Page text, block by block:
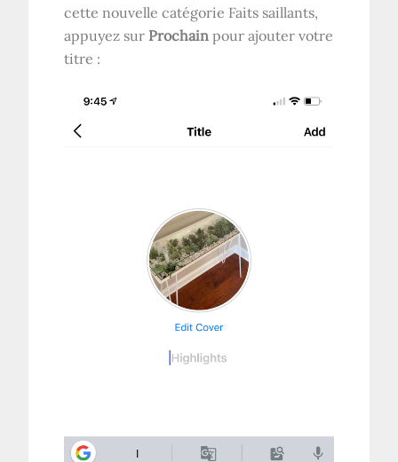
cette nouvelle catégorie Faits saillants,
appuyez sur Prochain pour ajouter votre
titre :